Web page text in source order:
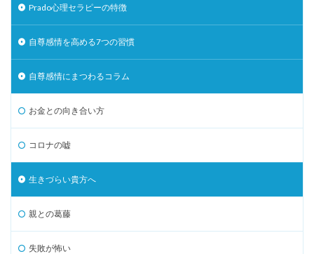
Prado心理セラピーの特徴
自尊感情を高める7つの習慣
自尊感情にまつわるコラム
お金との向き合い方
コロナの嘘
生きづらい貴方へ
親との葛藤
失敗が怖い